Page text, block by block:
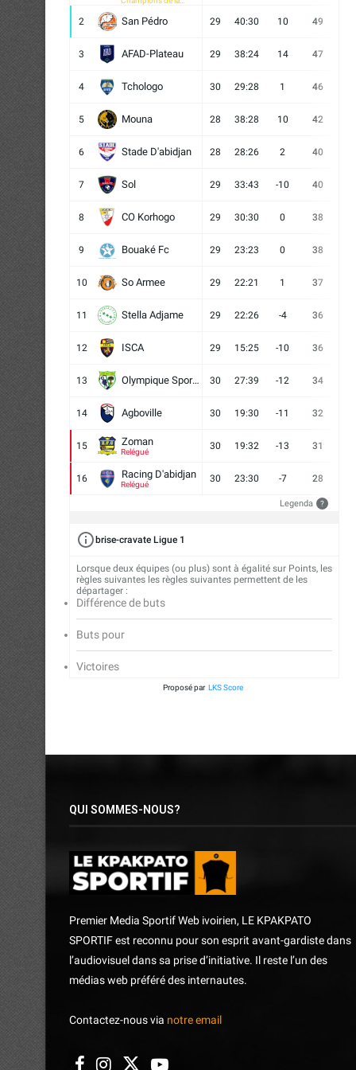
2 San Pédro 29 40:30 10 49
3 AFAD-Plateau 29 38:24 14 47
4 Tchologo 30 29:28 1 46
5 Mouna 28 38:28 10 42
6 Stade D'abidjan 28 28:26 2 40
7 Sol 29 33:43 -10 40
8 CO Korhogo 29 30:30 0 38
9 Bouaké Fc 29 23:23 0 38
10 So Armee 29 22:21 1 37
11 Stella Adjame 29 22:26 -4 36
12 ISCA 29 15:25 -10 36
13 Olympique Sport d'Abobo FC 30 27:39 -12 34
14 Agboville 30 19:30 -11 32
15 Zoman
Relégué
30 19:32 -13 31
16 Racing D'abidjan
Relégué
30 23:30 -7 28
Legenda ?
brise-cravate Ligue 1
Lorsque deux équipes (ou plus) sont à égalité sur Points, les
règles suivantes les règles suivantes permettent de les
départager :
Différence de buts
Buts pour
Victoires
Proposé par LKS Score
QUI SOMMES-NOUS?
Premier Media Sportif Web ivoirien, LE KPAKPATO
SPORTIF est reconnu pour son esprit avant-gardiste dans
l’audiovisuel dans sa prise d’initiative. Il reste l’un des
médias web préféré des internautes.
Contactez-nous via notre email